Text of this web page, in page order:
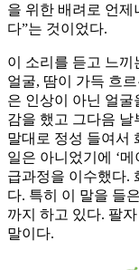
을 위한 배려로 언제
다”는 것이었다.
이 소리를 듣고 느끼
얼굴, 땀이 가득 흐
은 인상이 아닌 얼
감을 했고 그다음 날
말대로 정성 들여서
일은 아니었기에 ‘
급과정을 이수했다.
다. 특히 이 말을 들
까지 하고 있다. 팔
말이다.